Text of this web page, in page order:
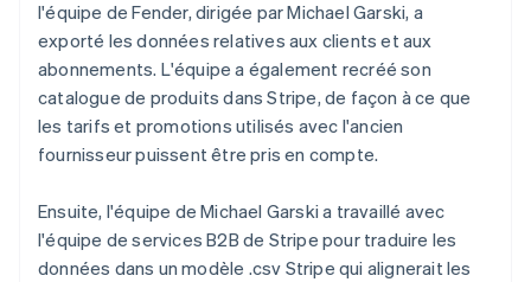
l'équipe de Fender, dirigée par Michael Garski, a
exporté les données relatives aux clients et aux
abonnements. L'équipe a également recréé son
catalogue de produits dans Stripe, de façon à ce que
les tarifs et promotions utilisés avec l'ancien
fournisseur puissent être pris en compte.
Ensuite, l'équipe de Michael Garski a travaillé avec
l'équipe de services B2B de Stripe pour traduire les
données dans un modèle .csv Stripe qui alignerait les